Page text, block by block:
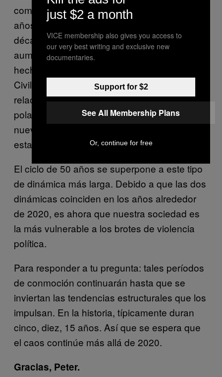
comenzaron a cambiar nuevamente en los
años setenta y ochenta, y en las dos
décadas siguientes los indicadores de crisis
aumentaron tan bruscamente como lo habían
hecho en las décadas anteriores a la Guerra
Civil. Los salarios medios cayeron en
relación con el PIB/per cápita, y la
polarización de los partidos políticos alcanzó
nuevos niveles máximos. Así que ahora
estamos en la segunda era de caos.
El ciclo de 50 años se superpone a este tipo
de dinámica más larga. Debido a que las dos
dinámicas coinciden en los años alrededor
de 2020, es ahora que nuestra sociedad es
la más vulnerable a los brotes de violencia
política.
Para responder a tu pregunta: tales períodos
de conmoción continuarán hasta que se
inviertan las tendencias estructurales que los
impulsan. En la historia, típicamente duran
cinco, diez, 15 años. Así que se espera que
el caos continúe más allá de 2020.
Gracias, Peter.
just $2 a month
VICE membership also gives you access to
our very best writing and exclusive new
documentaries.
Support for $2
See All Membership Plans
Or, continue for free